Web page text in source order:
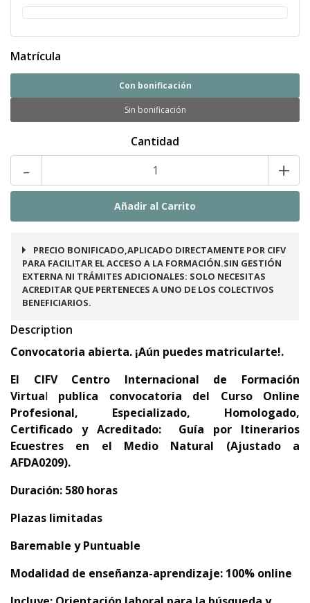
Matrícula
Con bonificación
Sin bonificación
Cantidad
- +
PRECIO BONIFICADO,APLICADO DIRECTAMENTE POR CIFV
PARA FACILITAR EL ACCESO A LA FORMACIÓN.SIN GESTIÓN
EXTERNA NI TRÁMITES ADICIONALES: SOLO NECESITAS
ACREDITAR QUE PERTENECES A UNO DE LOS COLECTIVOS
BENEFICIARIOS.
Description
Convocatoria abierta. ¡Aún puedes matricularte!.
El
CIFV Centro Internacional de Formación
Virtual publica convocatoria del
Curso Online
Profesional, Especializado, Homologado,
Certificado y Acreditado:
Guía por Itinerarios
Ecuestres en el Medio Natural (Ajustado a
AFDA0209).
Duración: 580 horas
Plazas limitadas
Baremable y Puntuable
Modalidad de enseñanza-aprendizaje: 100% online